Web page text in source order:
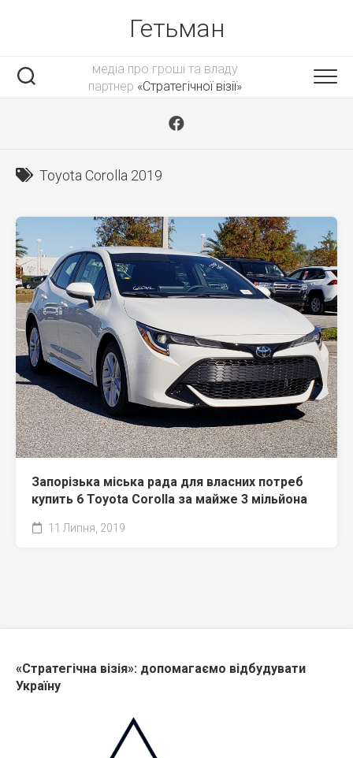
Гетьман
медіа про гроші та владу
партнер «Стратегічної візії»
Toyota Corolla 2019
Запорізька міська рада для власних потреб
купить 6 Toyota Corolla за майже 3 мільйона
11 Липня, 2019
«Стратегічна візія»: допомагаємо відбудувати
Україну